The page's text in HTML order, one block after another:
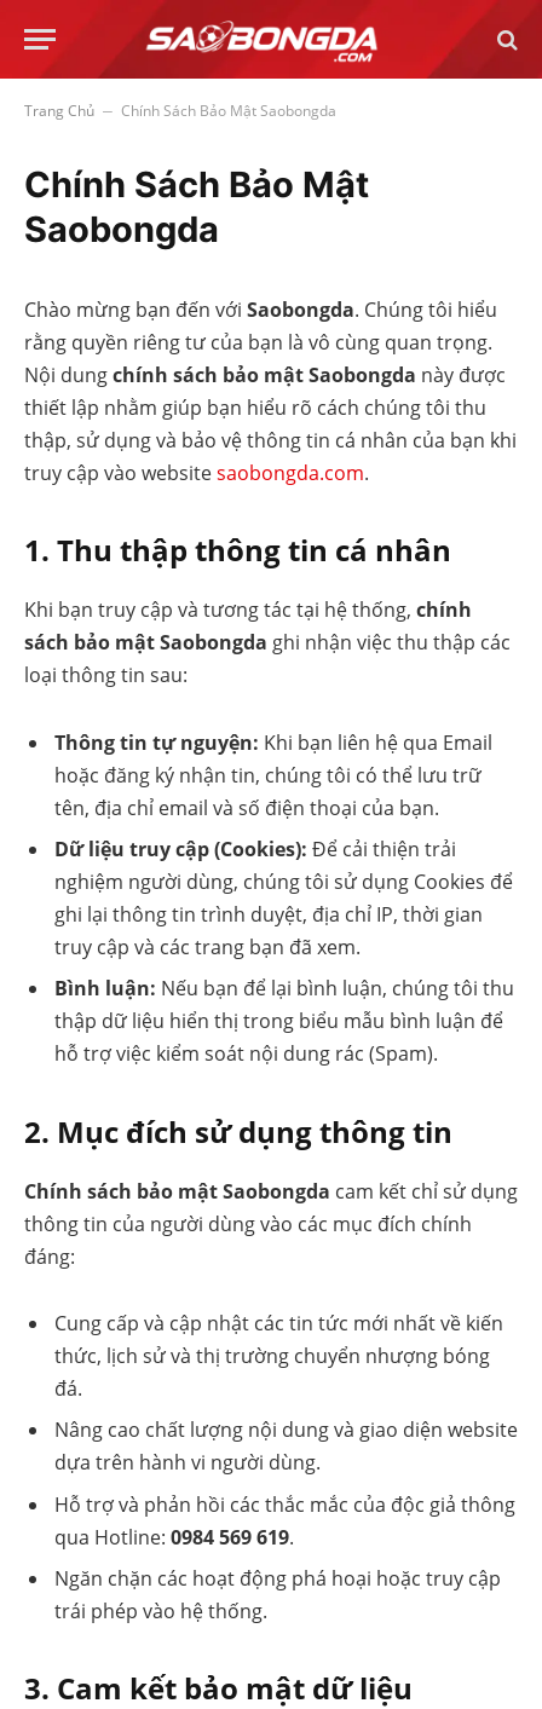
Trang Chủ – Chính Sách Bảo Mật Saobongda
Chính Sách Bảo Mật
Saobongda
Chào mừng bạn đến với Saobongda. Chúng tôi hiểu
rằng quyền riêng tư của bạn là vô cùng quan trọng.
Nội dungchính sách bảo mật Saobongda này được
thiết lập nhằm giúp bạn hiểu rõ cách chúng tôi thu
thập, sử dụng và bảo vệ thông tin cá nhân của bạn khi
truy cập vào websitesaobongda.com.
1. Thu thập thông tin cá nhân
Khi bạn truy cập và tương tác tại hệ thống, chính
sách bảo mật Saobongda ghi nhận việc thu thập các
loại thông tin sau:
Thông tin tự nguyện: Khi bạn liên hệ qua Email
hoặc đăng ký nhận tin, chúng tôi có thể lưu trữ
tên, địa chỉ email và số điện thoại của bạn.
Dữ liệu truy cập (Cookies): Để cải thiện trải
nghiệm người dùng, chúng tôi sử dụng Cookies để
ghi lại thông tin trình duyệt, địa chỉ IP, thời gian
truy cập và các trang bạn đã xem.
Bình luận: Nếu bạn để lại bình luận, chúng tôi thu
thập dữ liệu hiển thị trong biểu mẫu bình luận để
hỗ trợ việc kiểm soát nội dung rác (Spam).
2. Mục đích sử dụng thông tin
Chính sách bảo mật Saobongda cam kết chỉ sử dụng
thông tin của người dùng vào các mục đích chính
đáng:
Cung cấp và cập nhật các tin tức mới nhất về kiến
thức, lịch sử và thị trường chuyển nhượng bóng
đá.
Nâng cao chất lượng nội dung và giao diện website
dựa trên hành vi người dùng.
Hỗ trợ và phản hồi các thắc mắc của độc giả thông
qua Hotline: 0984 569 619.
Ngăn chặn các hoạt động phá hoại hoặc truy cập
trái phép vào hệ thống.
3. Cam kết bảo mật dữ liệu